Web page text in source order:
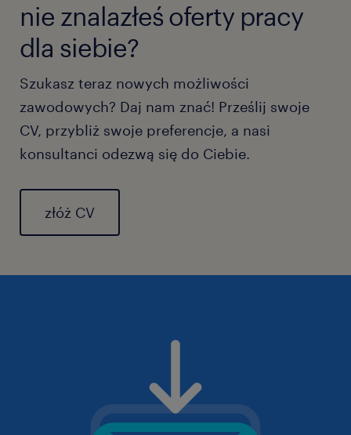
nie znalazłeś oferty pracy
dla siebie?
Szukasz teraz nowych możliwości
zawodowych? Daj nam znać! Prześlij swoje
CV, przybliż swoje preferencje, a nasi
konsultanci odezwą się do Ciebie.
złóż CV